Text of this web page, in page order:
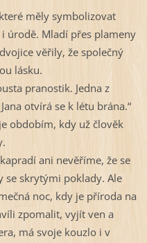
měly symbolizovat
úrodě. Mladí přes plameny
věřily, že společný
lásku.
pranostik. Jedna z
otvírá se k létu brána.“
obdobím, kdy už člověk
ani nevěříme, že se
se skrytými poklady. Ale
noc, kdy je příroda na
zpomalit, vyjít ven a
má svoje kouzlo i v